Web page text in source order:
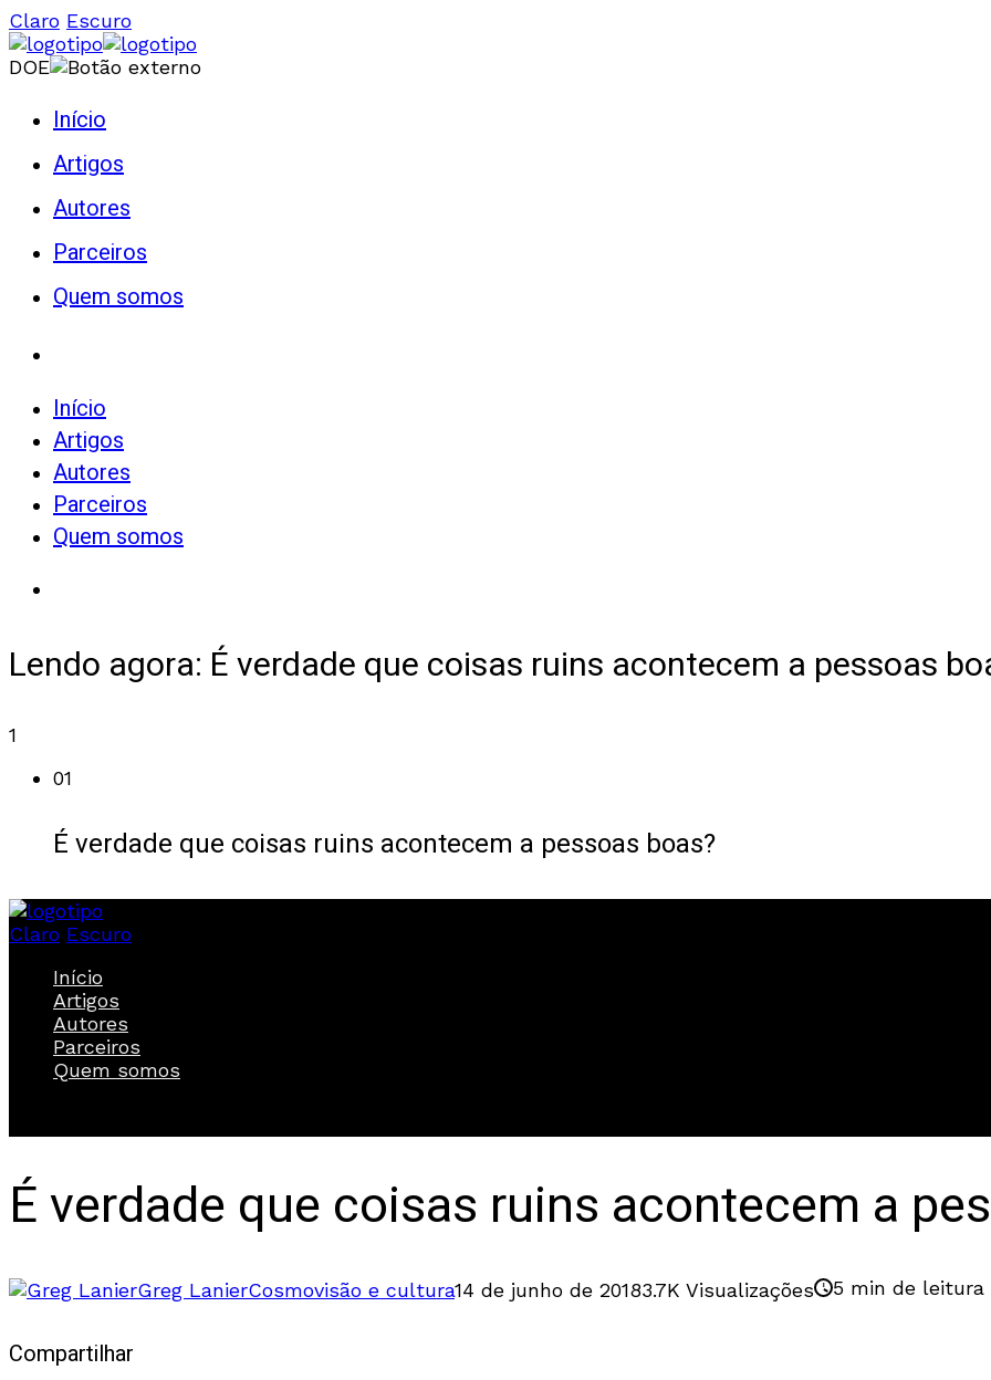
Claro Escuro
DOE
Início
Artigos
Autores
Parceiros
Quem somos
Início
Artigos
Autores
Parceiros
Quem somos
Lendo agora: É verdade que coisas ruins acontecem a pessoas
1
01
É verdade que coisas ruins acontecem a pessoas boas?
Claro Escuro
Início
Artigos
Autores
Parceiros
Quem somos
É verdade que coisas ruins acontecem a
Greg LanierCosmovisão e cultura14 de junho de 20183.7K Visualizações 5 min de leitura
Compartilhar